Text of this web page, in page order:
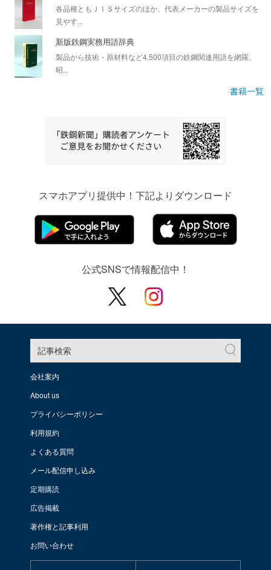
各品種ともＪＩＳサイズのほか、代表メーカーの製品サイズを
見やす...
新版鉄鋼実務用語辞典
製品から技術・原材料など4,500項目の鉄鋼関連用語を網羅、
昭...
書籍一覧
スマホアプリ提供中！下記よりダウンロード
公式SNSで情報配信中！
記事検索
会社案内
About us
プライバシーポリシー
利用規約
よくある質問
メール配信申し込み
定期購読
広告掲載
著作権と記事利用
お問い合わせ